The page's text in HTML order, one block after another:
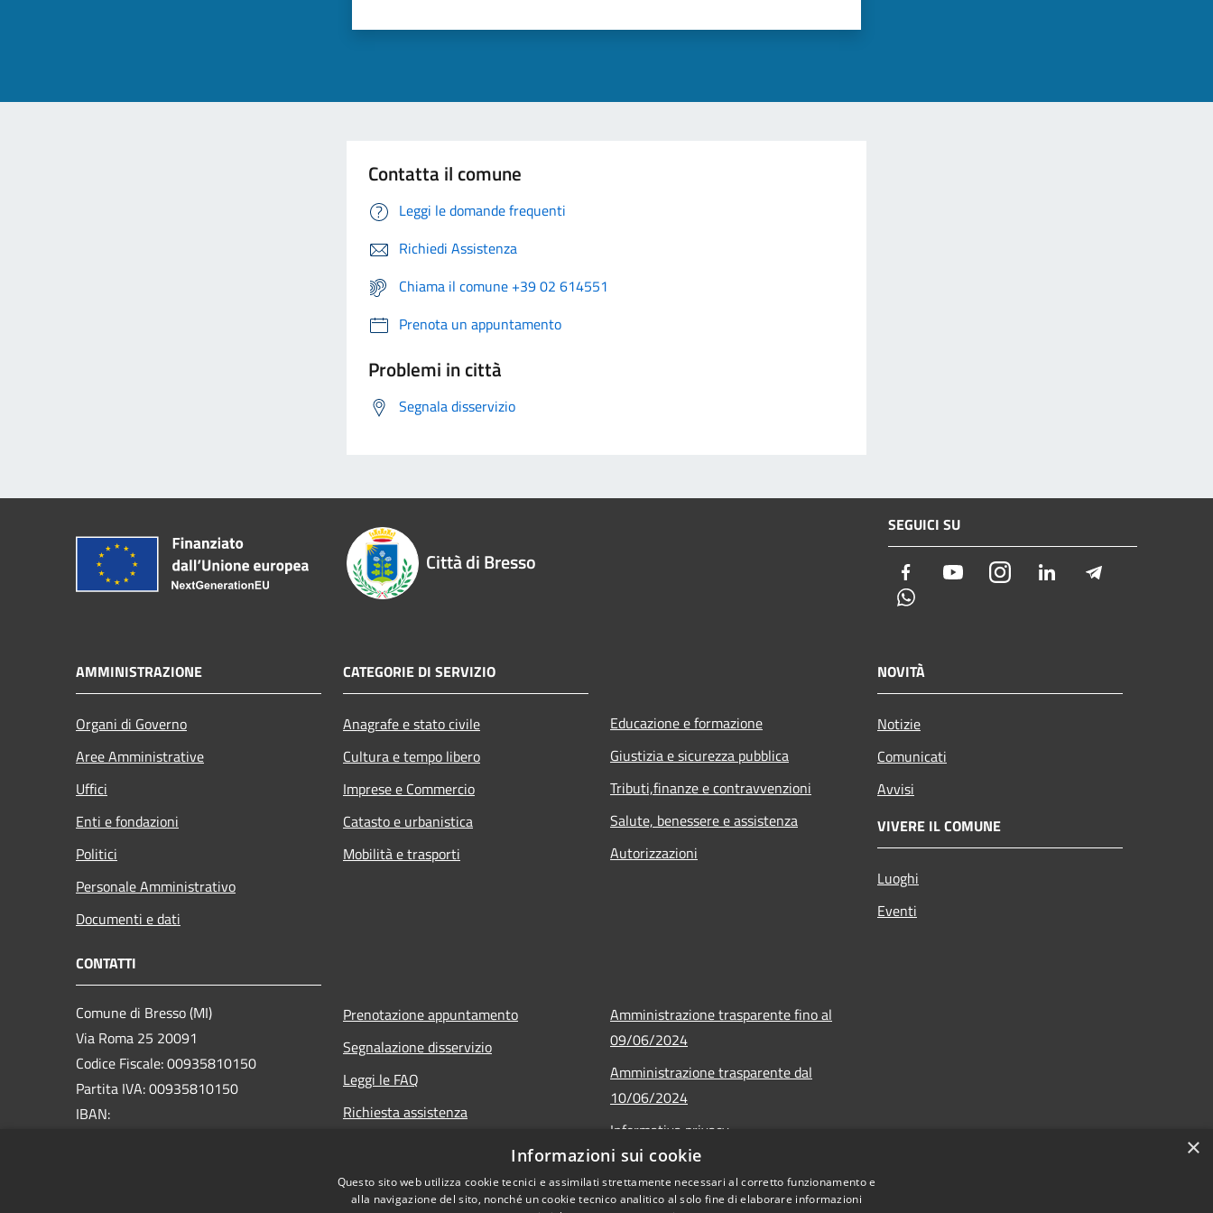
Contatta il comune
Leggi le domande frequenti
Richiedi Assistenza
Chiama il comune +39 02 614551
Prenota un appuntamento
Problemi in città
Segnala disservizio
Città di Bresso
SEGUICI SU
Facebook YoutubeInstagramLinkedIn
AMMINISTRAZIONE
Organi di Governo
Aree Amministrative
Uffici
Enti e fondazioni
Politici
Personale Amministrativo
Documenti e dati
CATEGORIE DI SERVIZIO
Anagrafe e stato civile
Cultura e tempo libero
Imprese e Commercio
Catasto e urbanistica
Mobilità e trasporti
Educazione e formazione
Giustizia e sicurezza pubblica
Tributi,finanze e contravvenzioni
Salute, benessere e assistenza
Autorizzazioni
NOVITÀ
Notizie
Comunicati
Avvisi
VIVERE IL COMUNE
Luoghi
Eventi
CONTATTI
Comune di Bresso (MI)
Via Roma 25 20091
Codice Fiscale: 00935810150
Partita IVA: 00935810150
IBAN:
Prenotazione appuntamento
Segnalazione disservizio
Leggi le FAQ
Richiesta assistenza
Amministrazione trasparente fino al
09/06/2024
Amministrazione trasparente dal
10/06/2024
Informativa privacy
Note legali
Dichiarazione di accessibilità
×
Informazioni sui cookie
Questo sito web utilizza cookie tecnici e assimilati strettamente necessari al corretto funzionamento e
alla navigazione del sito, nonché un cookie tecnico analitico al solo fine di elaborare informazioni